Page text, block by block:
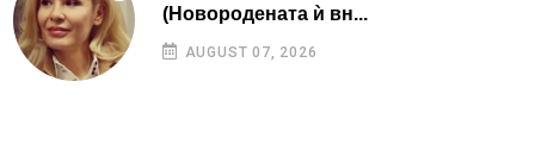
(Новородената ѝ вн...
AUGUST 07, 2026